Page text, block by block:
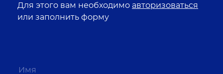
Для этого вам необходимо авторизоваться
или заполнить форму